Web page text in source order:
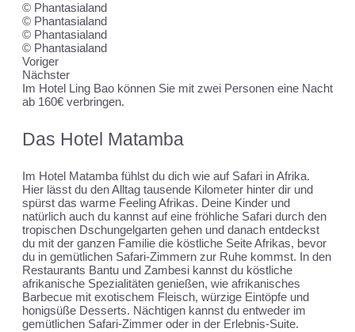
© Phantasialand
© Phantasialand
© Phantasialand
© Phantasialand
Voriger
Nächster
Im Hotel Ling Bao können Sie mit zwei Personen eine Nacht
ab 160€ verbringen.
Das Hotel Matamba
Im Hotel Matamba fühlst du dich wie auf Safari in Afrika.
Hier lässt du den Alltag tausende Kilometer hinter dir und
spürst das warme Feeling Afrikas. Deine Kinder und
natürlich auch du kannst auf eine fröhliche Safari durch den
tropischen Dschungelgarten gehen und danach entdeckst
du mit der ganzen Familie die köstliche Seite Afrikas, bevor
du in gemütlichen Safari-Zimmern zur Ruhe kommst. In den
Restaurants Bantu und Zambesi kannst du köstliche
afrikanische Spezialitäten genießen, wie afrikanisches
Barbecue mit exotischem Fleisch, würzige Eintöpfe und
honigsüße Desserts. Nächtigen kannst du entweder im
gemütlichen Safari-Zimmer oder in der Erlebnis-Suite.